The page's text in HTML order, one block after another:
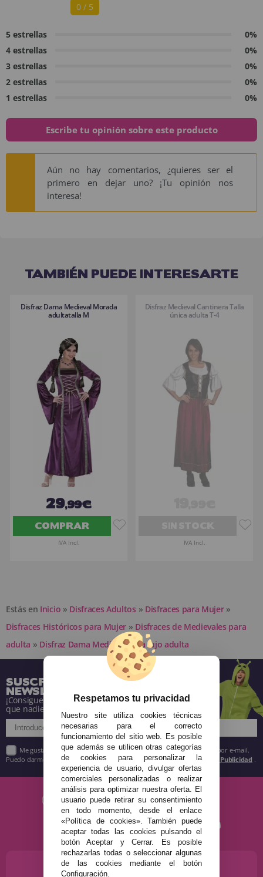
0 / 5
5 estrellas
0%
4 estrellas
0%
3 estrellas
0%
2 estrellas
0%
1 estrellas
0%
Escribe tu opinión sobre este producto
Aún no hay comentarios, ¿quieres ser el
primero en dejar uno? ¡Tu opinión nos
interesa!
TAMBIÉN PUEDE INTERESARTE
Disfraz Dama Medieval Morada
adultatalla M
29,99€
COMPRAR
IVA Incl.
Disfraz Medieval Cantinera Talla
única adulta T-4
IVA Incl.
Estás en Inicio » Disfraces Adultos » Disfraces para Mujer »
Disfraces Históricos para Mujer » Disfraces de Medievales para
adulta » Disfraz Dama Medieval Roja lujo adulta
SUSCRÍBETE A NUESTRA
NEWSLETTER
¡Consigue descuentos y entérate de todo antes
que nadie!
Me gustaría recibir descuentos exclusivos, novedades y tendencias por e-mail.
Puedo darme de baja cuando quiera según lo recogido en la Política de Publicidad .
¿NECESITAS AYUDA?
Respetamos tu privacidad
Nuestro site utiliza cookies técnicas
necesarias para el correcto
funcionamiento del sitio web. Es posible
que además se utilicen otras categorías
de cookies para personalizar la
experiencia de usuario, divulgar ofertas
comerciales personalizadas o realizar
análisis para optimizar nuestra oferta. El
usuario puede retirar su consentimiento
en todo momento, desde el enlace
«Política de cookies». También puede
aceptar todas las cookies pulsando el
botón Aceptar y Cerrar. Es posible
rechazarlas todas o seleccionar algunas
de las cookies mediante el botón
Configuración.